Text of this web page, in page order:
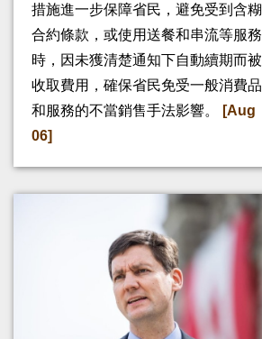
措施進一步保障省民，避免受到含糊
合約條款，或使用送餐和串流等服務
時，因未獲清楚通知下自動續期而被
收取費用，確保省民免受一般消費品
和服務的不當銷售手法影響。
[Aug
06]